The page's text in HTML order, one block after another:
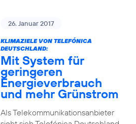
26. Januar 2017
KLIMAZIELE VON TELEFÓNICA
DEUTSCHLAND:
Mit System für
geringeren
Energieverbrauch
und mehr Grünstrom
Als Telekommunikationsanbieter